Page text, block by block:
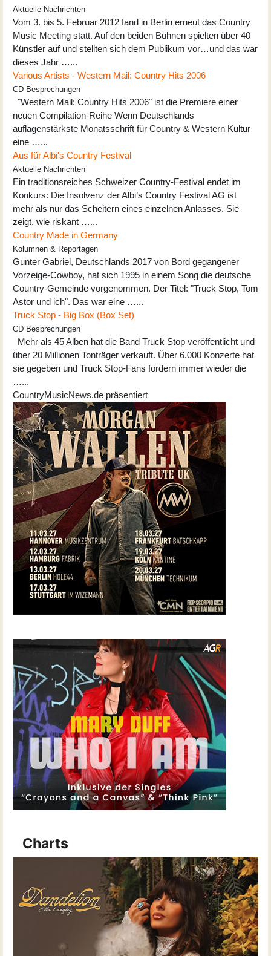
Aktuelle Nachrichten
Vom 3. bis 5. Februar 2012 fand in Berlin erneut das Country
Music Meeting statt. Auf den beiden Bühnen spielten über 40
Künstler auf und stellten sich dem Publikum vor…und das war
dieses Jahr …...
Various Artists - Western Mail: Country Hits 2006
CD Besprechungen
"Western Mail: Country Hits 2006" ist die Premiere einer
neuen Compilation-Reihe Wenn Deutschlands
auflagenstärkste Monatsschrift für Country & Western Kultur
eine …...
Aus für Albi's Country Festival
Aktuelle Nachrichten
Ein traditionsreiches Schweizer Country-Festival endet im
Konkurs: Die Insolvenz der Albi’s Country Festival AG ist
mehr als nur das Scheitern eines einzelnen Anlasses. Sie
zeigt, wie riskant …...
Country Made in Germany
Kolumnen & Reportagen
Gunter Gabriel, Deutschlands 2017 von Bord gegangener
Vorzeige-Cowboy, hat sich 1995 in einem Song die deutsche
Country-Gemeinde vorgenommen. Der Titel: "Truck Stop, Tom
Astor und ich". Das war eine …...
Truck Stop - Big Box (Box Set)
CD Besprechungen
Mehr als 45 Alben hat die Band Truck Stop veröffentlicht und
über 20 Millionen Tonträger verkauft. Über 6.000 Konzerte hat
sie gegeben und Truck Stop-Fans fordern immer wieder die
…...
CountryMusicNews.de präsentiert
Charts